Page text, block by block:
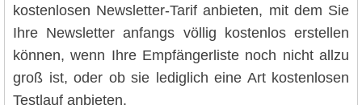
kostenlosen Newsletter-Tarif anbieten, mit dem Sie
Ihre Newsletter anfangs völlig kostenlos erstellen
können, wenn Ihre Empfängerliste noch nicht allzu
groß ist, oder ob sie lediglich eine Art kostenlosen
Testlauf anbieten.